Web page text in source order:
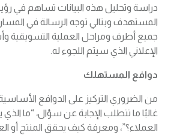
دراسة وتحليل هذه البيانات تساهم في
المستهدف وبتالي توجه الرسالة في
جميع أطرف ومراحل العملية التسويقية
الإعلاني الذي سيتم اللجوء له.
دوافع المستهلك
من الضروري التركيز على الدوافع
غالبًا ما تتطلب الإجابة عن سؤال، “ما
العملاء؟”، ومعرفة كيف يحقق المنتج أو